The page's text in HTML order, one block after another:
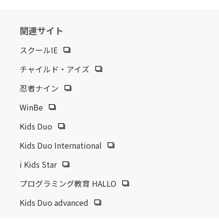
関連サイト
スクールIE
チャイルド・アイズ
忍者ナイン
WinBe
Kids Duo
Kids Duo International
i Kids Star
プログラミング教育 HALLO
Kids Duo advanced